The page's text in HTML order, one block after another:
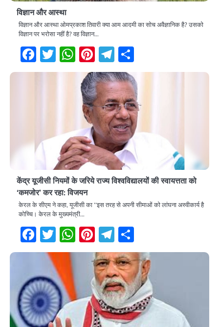
विज्ञान और आस्था
विज्ञान और आस्था ओमप्रकाश तिवारी क्या आम आदमी का सोच अवैज्ञानिक है? उसको
विज्ञान पर भरोसा नहीं है? वह विज्ञान…
Facebook
Twitter
WhatsApp
Pinterest
Telegram
केंद्र यूजीसी नियमों के जरिये राज्य विश्वविद्यालयों की स्वायत्तता को
‘कमजोर’ कर रहा: विजयन
केरल के सीएम ने कहा, यूजीसी का ‘‘इस तरह से अपनी सीमाओं को लांघना अस्वीकार्य है
कोच्चि। केरल के मुख्यमंत्री…
Facebook
Twitter
WhatsApp
Pinterest
Telegram